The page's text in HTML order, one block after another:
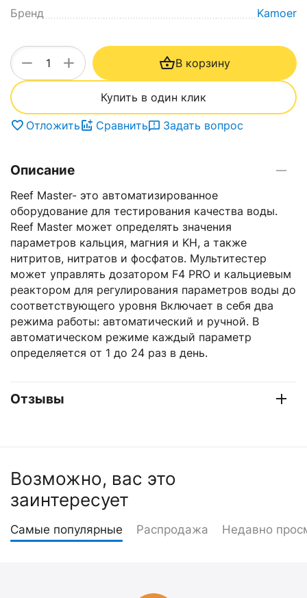
Бренд
Kamoer
+
− В корзину
Купить в один клик
Отложить Сравнить Задать вопрос
Описание
Reef Master- это автоматизированное
оборудование для тестирования качества воды.
Reef Master может определять значения
параметров кальция, магния и KH, а также
нитритов, нитратов и фосфатов. Мультитестер
может управлять дозатором F4 PRO и кальциевым
реактором для регулирования параметров воды до
соответствующего уровня Включает в себя два
режима работы: автоматический и ручной. В
автоматическом режиме каждый параметр
определяется от 1 до 24 раз в день.
Отзывы
Возможно, вас это
заинтересует
Самые популярные Распродажа Недавно